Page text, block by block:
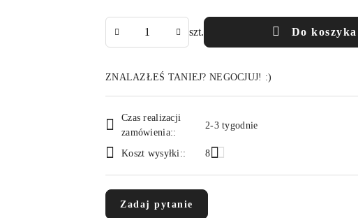
szt. Do koszyka
ZNALAZŁEŚ TANIEJ? NEGOCJUJ! :)
i
dostawa
Czas realizacji
zamówienia::
2-3 tygodnie
Koszt wysyłki:: 8
Zadaj pytanie